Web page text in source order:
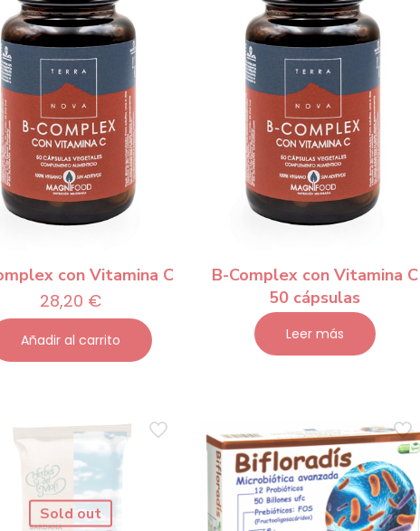
con Vitamina C
28,20 €
Añadir al carrito
B-Complex con Vitamina C
50 cápsulas
Leer más
Sold out